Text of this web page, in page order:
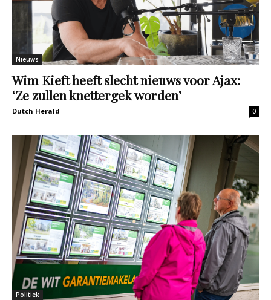
Nieuws
Wim Kieft heeft slecht nieuws voor Ajax:
‘Ze zullen knettergek worden’
Dutch Herald 0
Politiek